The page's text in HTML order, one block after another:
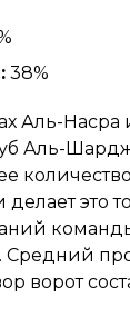
38%
Аль-
Аль-
делает это
Средний
ворот